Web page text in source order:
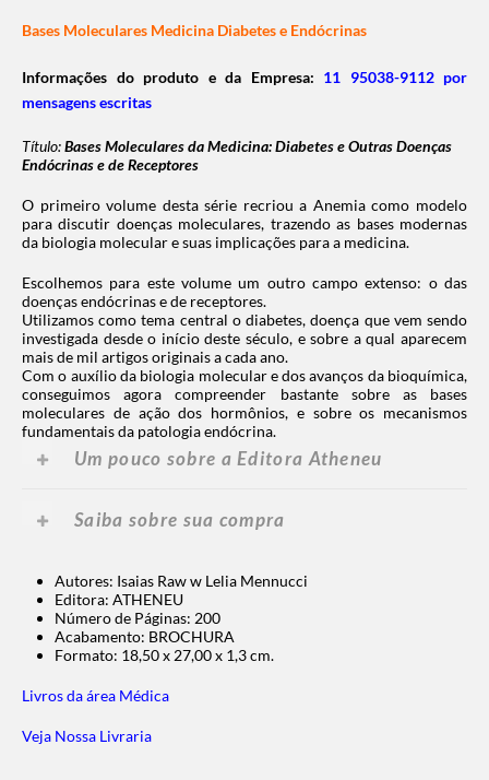
Bases Moleculares Medicina Diabetes e Endócrinas
Informações do produto e da Empresa: 11 95038-9112 por
mensagens escritas
Título:Bases Moleculares da Medicina: Diabetes e Outras Doenças
Endócrinas e de Receptores
O primeiro volume desta série recriou a Anemia como modelo
para discutir doenças moleculares, trazendo as bases modernas
da biologia molecular e suas implicações para a medicina.
Escolhemos para este volume um outro campo extenso: o das
doenças endócrinas e de receptores.
Utilizamos como tema central o diabetes, doença que vem sendo
investigada desde o início deste século, e sobre a qual aparecem
mais de mil artigos originais a cada ano.
Com o auxílio da biologia molecular e dos avanços da bioquímica,
conseguimos agora compreender bastante sobre as bases
moleculares de ação dos hormônios, e sobre os mecanismos
fundamentais da patologia endócrina.
Um pouco sobre a Editora Atheneu
Saiba sobre sua compra
Autores: Isaias Raw w Lelia Mennucci
Editora: ATHENEU
Número de Páginas: 200
Acabamento: BROCHURA
Formato: 18,50 x 27,00 x 1,3 cm.
Livros da área Médica
Veja Nossa Livraria